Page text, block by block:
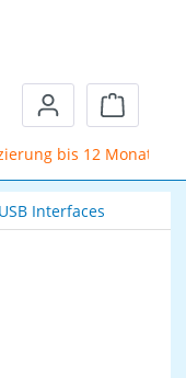
bis 12 Monate
USB Interfaces